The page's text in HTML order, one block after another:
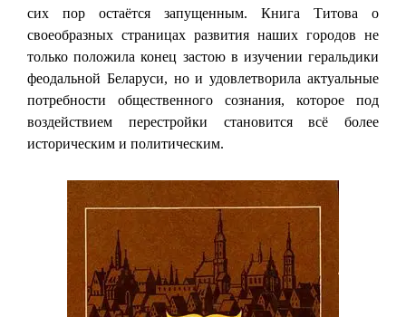
сих пор остаётся запущенным. Книга Титова о
своеобразных страницах развития наших городов не
только положила конец застою в изучении геральдики
феодальной Беларуси, но и удовлетворила актуальные
потребности общественного сознания, которое под
воздействием перестройки становится всё более
историческим и политическим.